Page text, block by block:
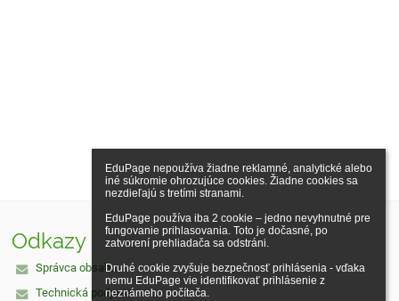
EduPage nepoužíva žiadne reklamné, analytické alebo
iné súkromie ohrozujúce cookies. Žiadne cookies sa
nezdieľajú s tretími stranami.
EduPage používa iba 2 cookie – jedno nevyhnutné pre
fungovanie prihlasovania. Toto je dočasné, po
zatvorení prehliadača sa odstráni.
Druhé cookie zvyšuje bezpečnosť prihlásenia - vďaka
nemu EduPage vie identifikovať prihlásenie z
neznámeho počítača.
Odkazy
Správca obsahu
Technická podpora